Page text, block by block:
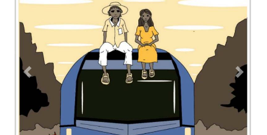
Previous Next